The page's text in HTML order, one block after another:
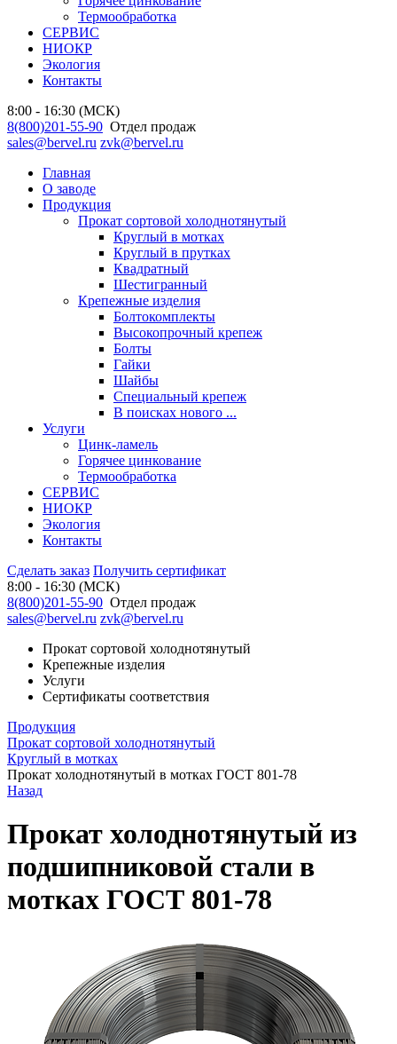
Термообработка
СЕРВИС
НИОКР
Экология
Контакты
8:00 - 16:30 (МСК)
8(800)201-55-90 Отдел продаж
sales@bervel.ru zvk@bervel.ru
Главная
О заводе
Продукция
Прокат сортовой холоднотянутый
Круглый в мотках
Круглый в прутках
Квадратный
Шестигранный
Крепежные изделия
Болтокомплекты
Высокопрочный крепеж
Болты
Гайки
Шайбы
Специальный крепеж
В поисках нового ...
Услуги
Цинк-ламель
Горячее цинкование
Термообработка
СЕРВИС
НИОКР
Экология
Контакты
Сделать заказ Получить сертификат
8:00 - 16:30 (МСК)
8(800)201-55-90 Отдел продаж
sales@bervel.ru zvk@bervel.ru
Прокат сортовой холоднотянутый
Крепежные изделия
Услуги
Сертификаты соответствия
Продукция
Прокат сортовой холоднотянутый
Круглый в мотках
Прокат холоднотянутый в мотках ГОСТ 801-78
Назад
Прокат холоднотянутый из
подшипниковой стали в
мотках ГОСТ 801-78